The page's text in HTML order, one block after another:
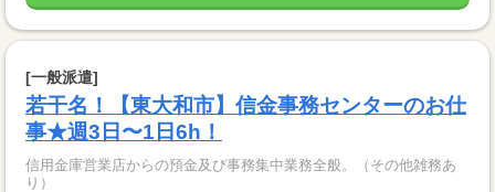
[一般派遣]
若干名！【東大和市】信金事務センターのお仕
事★週3日〜1日6h！
信用金庫営業店からの預金及び事務集中業務全般。（その他雑務あ
り）